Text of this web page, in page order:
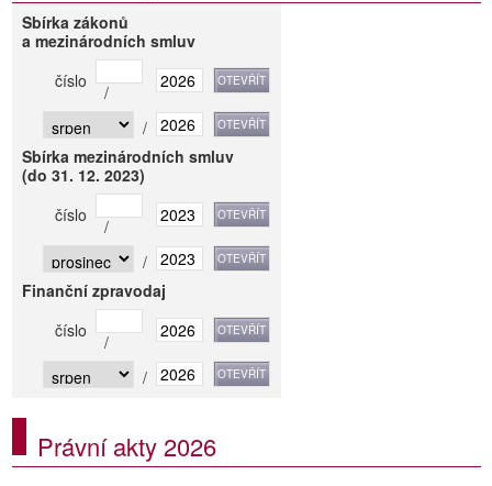
Sbírka zákonů
a mezinárodních smluv
číslo
/
/
Sbírka mezinárodních smluv
(do 31. 12. 2023)
číslo
/
/
Finanční zpravodaj
číslo
/
/
Právní akty 2026